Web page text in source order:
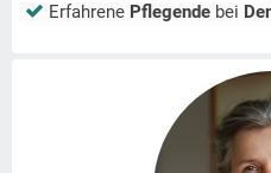
Erfahrene Pflegende bei